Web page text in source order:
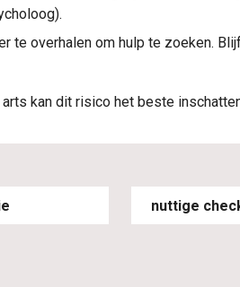
te overhalen om hulp te zoeken.
kan dit risico het beste
nuttige